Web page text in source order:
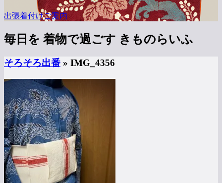
出張着付けご案内
毎日を 着物で過ごす きものらいふ
そろそろ出番 » IMG_4356